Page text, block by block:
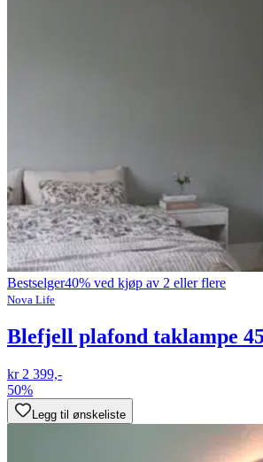
Bestselger40% ved kjøp av 2 eller flere
Nova Life
Blefjell plafond taklampe
kr 2 399,-
50%
Legg til ønskeliste